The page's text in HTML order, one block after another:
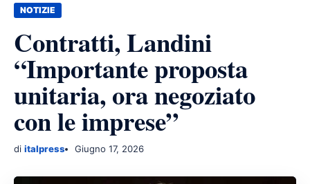
NOTIZIE
Contratti, Landini
“Importante proposta
unitaria, ora negoziato
con le imprese”
di italpress Giugno 17, 2026